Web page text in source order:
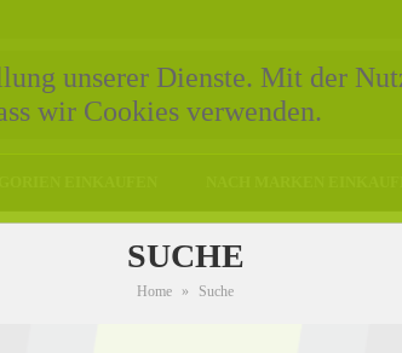
SUCHE
Home » Suche
unserer Dienste. Mit der
wir Cookies verwenden.